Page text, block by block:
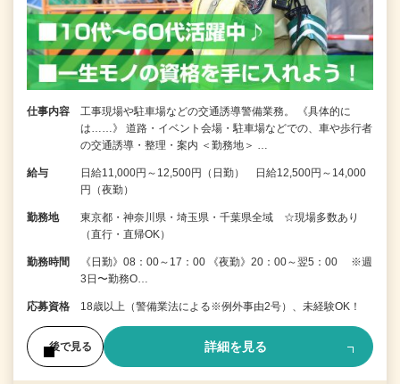
仕事内容
工事現場や駐車場などの交通誘導警備業務。 《具体的に
は……》 道路・イベント会場・駐車場などでの、車や歩行者
の交通誘導・整理・案内 ＜勤務地＞ …
給与
日給11,000円～12,500円（日勤） 日給12,500円～14,000
円（夜勤）
勤務地
東京都・神奈川県・埼玉県・千葉県全域 ☆現場多数あり
（直行・直帰OK）
勤務時間
《日勤》08：00～17：00 《夜勤》20：00～翌5：00 ※週
3日〜勤務O…
応募資格 18歳以上（警備業法による※例外事由2号）、未経験OK！
後で見る 詳細を見る